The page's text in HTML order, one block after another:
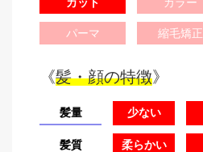
パーマ 縮毛矯正
《髪・顔の特徴》
髪量 少ない
髪質 柔らかい